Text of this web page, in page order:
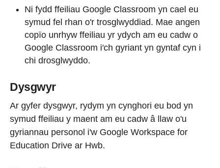
Ni fydd ffeiliau Google Classroom yn cael eu
symud fel rhan o'r trosglwyddiad. Mae angen
copïo unrhyw ffeiliau yr ydych am eu cadw o
Google Classroom i'ch gyriant yn gyntaf cyn i
chi drosglwyddo.
Dysgwyr
Ar gyfer dysgwyr, rydym yn cynghori eu bod yn
symud ffeiliau y maent am eu cadw â llaw o'u
gyriannau personol i'w Google Workspace for
Education Drive ar Hwb.